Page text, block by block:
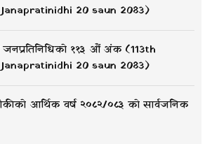
20 saun 2083)
जनप्रतिनिधिको ११३ औं अंक (113th
20 saun 2083)
आर्थिक वर्ष २०८२/०८३ को सार्वजनिक